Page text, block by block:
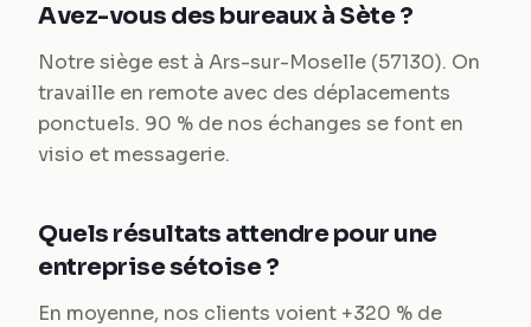
Avez-vous des bureaux à Sète ?
Notre siège est à Ars-sur-Moselle (57130). On
travaille en remote avec des déplacements
ponctuels. 90 % de nos échanges se font en
visio et messagerie.
Quels résultats attendre pour une
entreprise sétoise ?
En moyenne, nos clients voient +320 % de